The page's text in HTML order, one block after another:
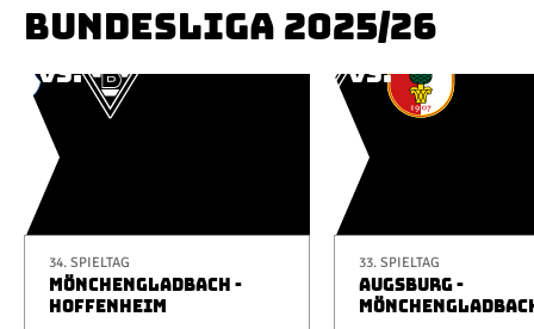
BUNDESLIGA 2025/26
34. SPIELTAG
MÖNCHENGLADBACH -
HOFFENHEIM
33. SPIELTAG
AUGSBURG -